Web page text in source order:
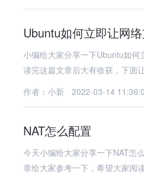
Ubuntu如何立即让网
小编给大家分享一下Ubuntu如
读完这篇文章后大有收获，下面
作者：小新
2022-03-14
NAT怎么配置
今天小编给大家分享一下NAT怎
章给大家参考一下，希望大家阅